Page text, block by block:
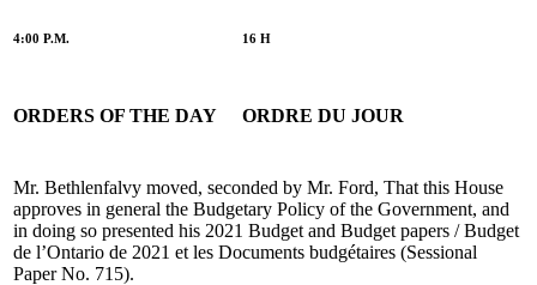
4:00 P.M. 16 H
ORDERS OF THE DAY ORDRE DU JOUR
Mr. Bethlenfalvy moved, seconded by Mr. Ford, That this House
approves in general the Budgetary Policy of the Government, and
in doing so presented his 2021 Budget and Budget papers / Budget
de l’Ontario de 2021 et les Documents budgétaires (Sessional
Paper No. 715).